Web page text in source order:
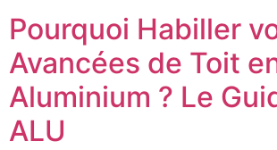
Pourquoi Habiller
Avancées de Toit
Aluminium ? Le
ALU